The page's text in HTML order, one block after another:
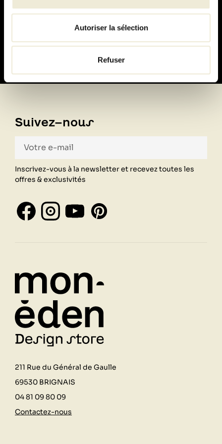
Autoriser la sélection
Refuser
Paiement
100% sécurisé
Suivez-nous
Inscrivez-vous à la newsletter et recevez toutes les
offres & exclusivités
211 Rue du Général de Gaulle
69530 BRIGNAIS
04 81 09 80 09
Contactez-nous